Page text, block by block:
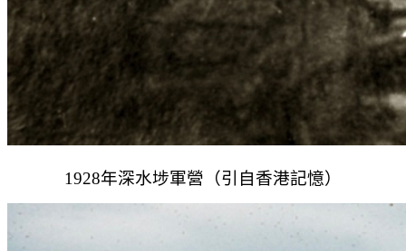
1928年深水埗軍營（引自香港記憶）